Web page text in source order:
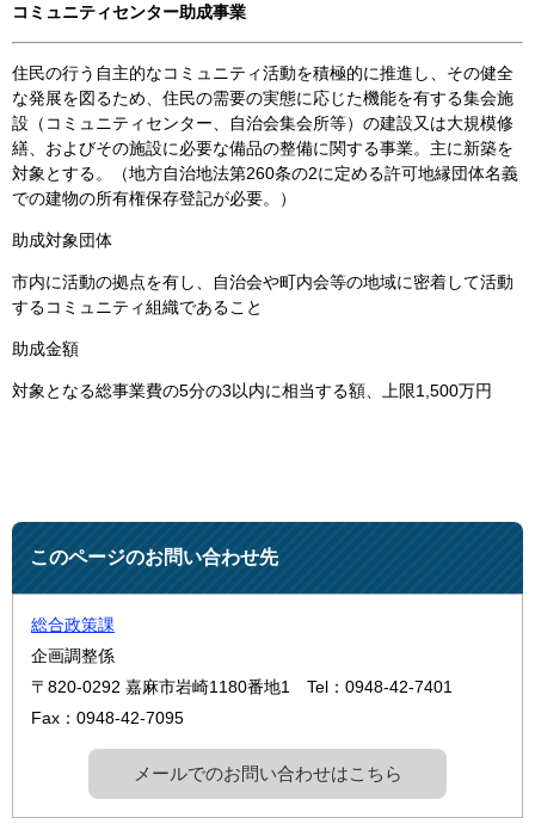
コミュニティセンター助成事業
住民の行う自主的なコミュニティ活動を積極的に推進し、その健全
な発展を図るため、住民の需要の実態に応じた機能を有する集会施
設（コミュニティセンター、自治会集会所等）の建設又は大規模修
繕、およびその施設に必要な備品の整備に関する事業。主に新築を
対象とする。（地方自治地法第260条の2に定める許可地縁団体名義
での建物の所有権保存登記が必要。）
助成対象団体
市内に活動の拠点を有し、自治会や町内会等の地域に密着して活動
するコミュニティ組織であること
助成金額
対象となる総事業費の5分の3以内に相当する額、上限1,500万円
このページのお問い合わせ先
総合政策課
企画調整係
〒820-0292 嘉麻市岩崎1180番地1
Tel：0948-42-7401
Fax：0948-42-7095
メールでのお問い合わせはこちら